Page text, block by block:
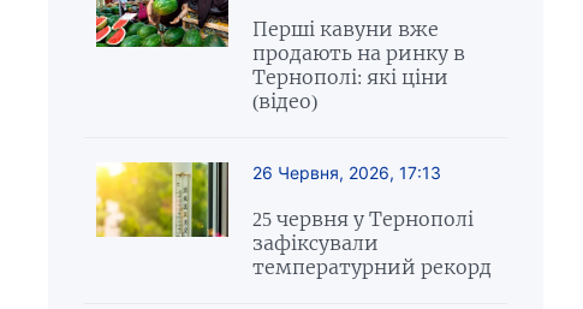
Перші кавуни вже
продають на ринку в
Тернополі: які ціни
(відео)
26 Червня, 2026, 17:13
25 червня у Тернополі
зафіксували
температурний рекорд